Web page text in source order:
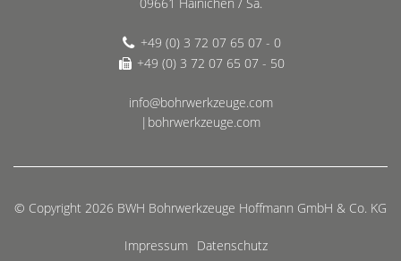
+49 (0) 3 72 07 65 07 - 0
+49 (0) 3 72 07 65 07 - 50
info@bohrwerkzeuge.com
|bohrwerkzeuge.com
© Copyright 2026 BWH Bohrwerkzeuge Hoffmann GmbH & Co. KG
Impressum Datenschutz